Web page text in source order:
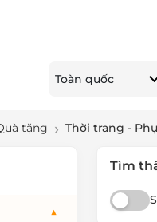
Toàn quốc
tặng Thời trang -
▼
Tìm